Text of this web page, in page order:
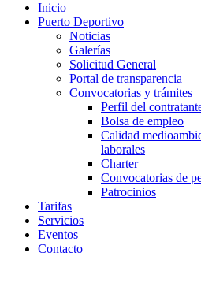
Inicio
Puerto Deportivo
Noticias
Galerías
Solicitud General
Portal de transparencia
Convocatorias y trámites
Perfil del
Bolsa de empleo
Calidad
laborales
Charter
Convocatorias de
Patrocinios
Tarifas
Servicios
Eventos
Contacto